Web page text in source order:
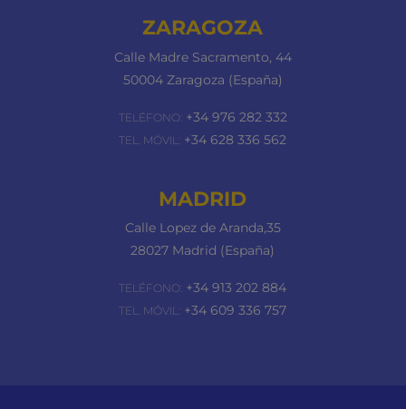
ZARAGOZA
Calle Madre Sacramento, 44
50004 Zaragoza (España)
TELÉFONO:+34 976 282 332
TEL. MÓVIL: +34 628 336 562
MADRID
Calle Lopez de Aranda,35
28027 Madrid (España)
TELÉFONO: +34 913 202 884
TEL. MÓVIL: +34 609 336 757